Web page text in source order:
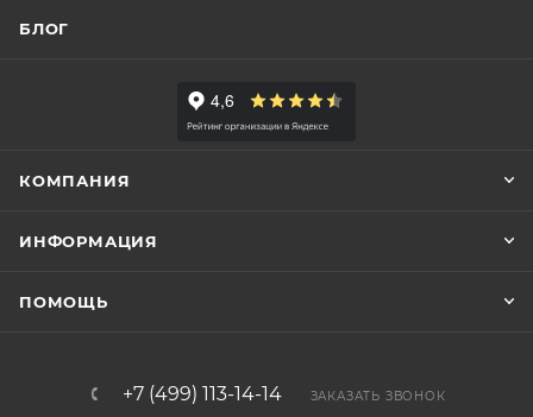
БЛОГ
КОМПАНИЯ
ИНФОРМАЦИЯ
ПОМОЩЬ
+7 (499) 113-14-14 ЗАКАЗАТЬ ЗВОНОК